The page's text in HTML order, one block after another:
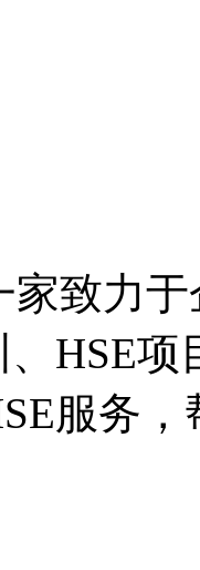
家致力
、HSE
服务